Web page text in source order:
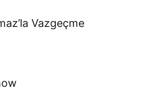
Vazgeçme